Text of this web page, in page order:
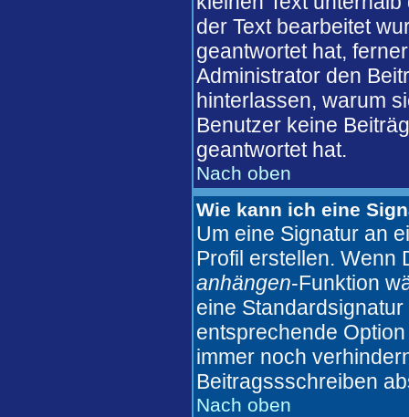
der Text bearbeitet
geantwortet hat,
Administrator den
hinterlassen, warum
Benutzer keine
geantwortet hat.
Nach oben
Wie kann ich eine
Um eine Signatur an
Profil erstellen. Wenn
anhängen-Funktion
eine
entsprechende
immer noch
Beitragssschreiben
Nach oben